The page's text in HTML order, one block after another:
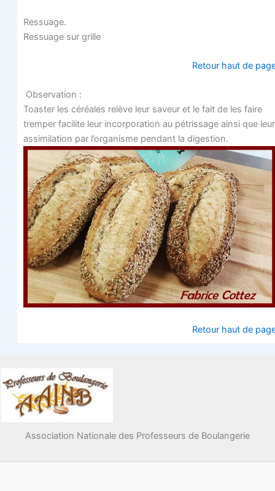
Res­suage.
Res­suage sur grille
Retour haut de
Observation :
Toas­ter les céréales relève leur saveur et le fait de les faire
trem­per faci­lite leur incor­po­ra­tion au pétris­sage ain­si que leur
assi­mi­la­tion par l’organisme pen­dant la digestion.
Retour haut de
Association Nationale des Professeurs de Boulangerie